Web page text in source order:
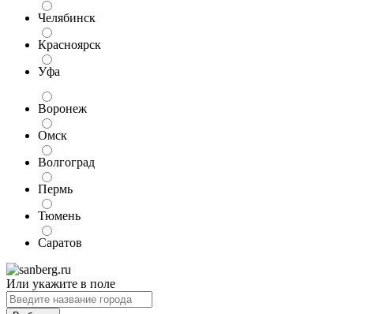
Челябинск
Красноярск
Уфа
Воронеж
Омск
Волгоград
Пермь
Тюмень
Саратов
Или укажите в поле